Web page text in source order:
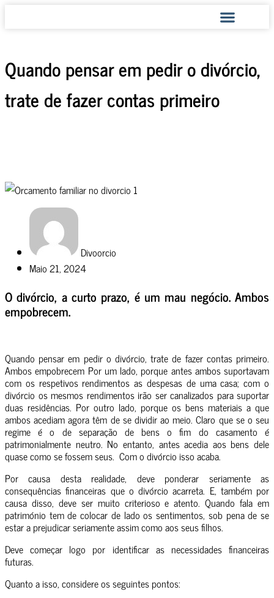
Quando pensar em pedir o divórcio,
trate de fazer contas primeiro
Divoorcio
Maio 21, 2024
O divórcio, a curto prazo, é um mau negócio. Ambos
empobrecem.
Quando pensar em pedir o divórcio, trate de fazer contas primeiro.
Ambos empobrecem Por um lado, porque antes ambos suportavam
com os respetivos rendimentos as despesas de uma casa; com o
divórcio os mesmos rendimentos irão ser canalizados para suportar
duas residências. Por outro lado, porque os bens materiais a que
ambos acediam agora têm de se dividir ao meio. Claro que se o seu
regime é o de separação de bens o fim do casamento é
patrimonialmente neutro. No entanto, antes acedia aos bens dele
quase como se fossem seus. Com o divórcio isso acaba.
Por causa desta realidade, deve ponderar seriamente as
consequências financeiras que o divórcio acarreta. E, também por
causa disso, deve ser muito criterioso e atento. Quando fala em
património tem de colocar de lado os sentimentos, sob pena de se
estar a prejudicar seriamente assim como aos seus filhos.
Deve começar logo por identificar as necessidades financeiras
futuras.
Quanto a isso, considere os seguintes pontos: